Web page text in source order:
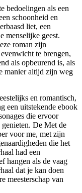
bedoelingen als een
schoonheid en
liet, een
menselijke geest.
roman zijn
te brengen,
als opbeurend is, als
manier altijd zijn weg
en romantisch,
een uitstekende ebook
die ervoor
De Met de
voor me, met zijn
die het
had een
hangen als de vaag
dat je kan doen
meesterschap van